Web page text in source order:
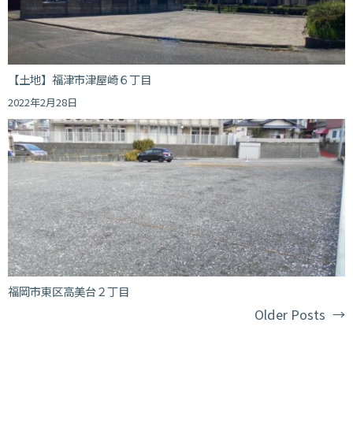
【土地】福津市津屋崎６丁目
2022年2月28日
福岡市東区高美台２丁目
Older Posts →